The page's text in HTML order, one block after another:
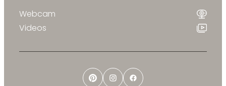
Webcam
Videos